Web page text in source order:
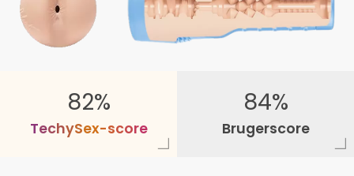
82%
TechySex-score
84%
Brugerscore